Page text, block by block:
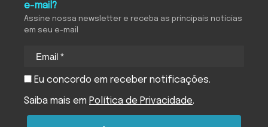
e-mail?
Assine nossa newsletter e receba as principais notícias
em seu e-mail
Eu concordo em receber notificações.
Saiba mais em Política de Privacidade.